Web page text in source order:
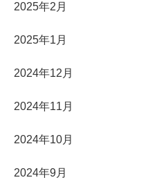
2025年2月
2025年1月
2024年12月
2024年11月
2024年10月
2024年9月